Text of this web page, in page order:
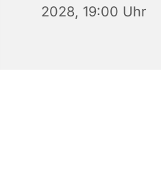
2028, 19:00 Uhr